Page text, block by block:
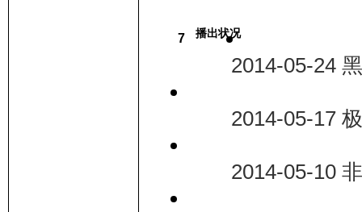
7 播出状况
2014-05-24 黑
2014-05-17 极
2014-05-10 非